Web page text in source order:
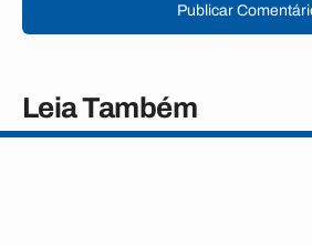
Publicar
Leia Também